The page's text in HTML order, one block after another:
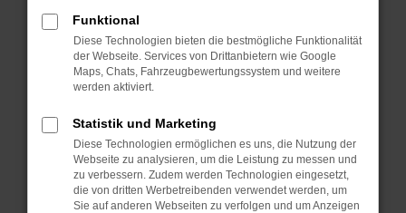
Starte dein Gerät neu.
Das kann manchmal helfen, vorübergehende
Probleme zu beheben.
Betriebssystem auf dem neuesten Stand
sind.
Veraltete Software birgt nicht nur ein
Sicherheitsrisiko, sondern kann auch dazu
führen, dass bestimmte Funktionen nicht mehr
Funktional
Diese Technologien bieten die bestmögliche Funktionalität
der Webseite. Services von Drittanbietern wie Google
Maps, Chats, Fahrzeugbewertungssystem und weitere
werden aktiviert.
Statistik und Marketing
Diese Technologien ermöglichen es uns, die Nutzung der
Webseite zu analysieren, um die Leistung zu messen und
zu verbessern. Zudem werden Technologien eingesetzt,
die von dritten Werbetreibenden verwendet werden, um
Sie auf anderen Webseiten zu verfolgen und um Anzeigen